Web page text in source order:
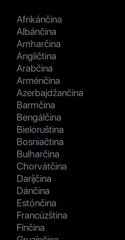
Afrikánčina
Albánčina
Amharčina
Angličtina
Arabčina
Arménčina
Azerbajdžančina
Barmčina
Bengálčina
Bieloruština
Bosniačtina
Bulharčina
Chorvátčina
Daríjčina
Dánčina
Estónčina
Francúzština
Fínčina